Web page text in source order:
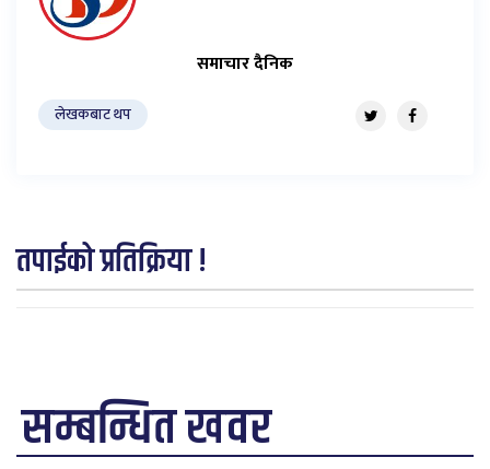
समाचार दैनिक
लेखकबाट थप
तपाईको प्रतिक्रिया !
सम्बन्धित खवर